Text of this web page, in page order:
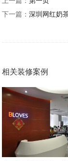
下一篇：深圳网红奶
相关装修案例